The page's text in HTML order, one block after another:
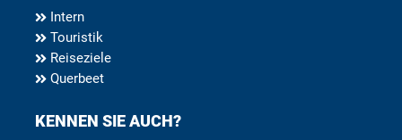
Intern
Touristik
Reiseziele
Querbeet
KENNEN SIE AUCH?